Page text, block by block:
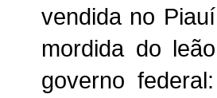
vendida no
mordida do
governo